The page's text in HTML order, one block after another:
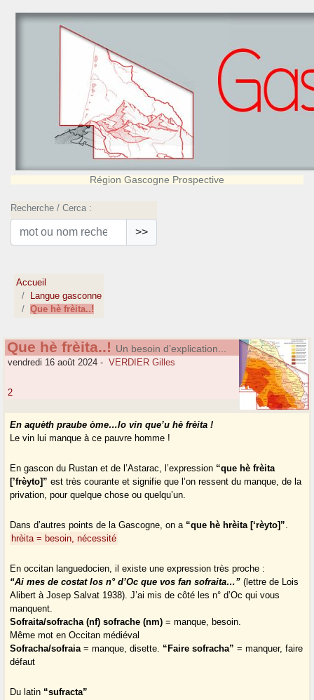
Région Gascogne Prospective
Recherche / Cerca :
>>
Accueil
Langue gasconne
Que hè frèita..!
Que hè frèita..! Un besoin d’explication...
vendredi 16 août 2024 - VERDIER Gilles
2
En aquèth praube òme…lo vin que’u hè frèita !
Le vin lui manque à ce pauvre homme !
En gascon du Rustan et de l’Astarac, l’expression “que hè frèita
[’frèyto]” est très courante et signifie que l’on ressent du manque, de la
privation, pour quelque chose ou quelqu’un.
Dans d’autres points de la Gascogne, on a “que hè hrèita [‘rèyto]”.
hrèita = besoin, nécessité
En occitan languedocien, il existe une expression très proche :
“Ai mes de costat los n° d’Oc que vos fan sofraita…” (lettre de Lois
Alibert à Josep Salvat 1938). J’ai mis de côté les n° d’Oc qui vous
manquent.
Sofraita/sofracha (nf) sofrache (nm)= manque, besoin.
Même mot en Occitan médiéval
Sofracha/sofraia= manque, disette. “Faire sofracha” = manquer, faire
défaut
Du latin “sufracta”